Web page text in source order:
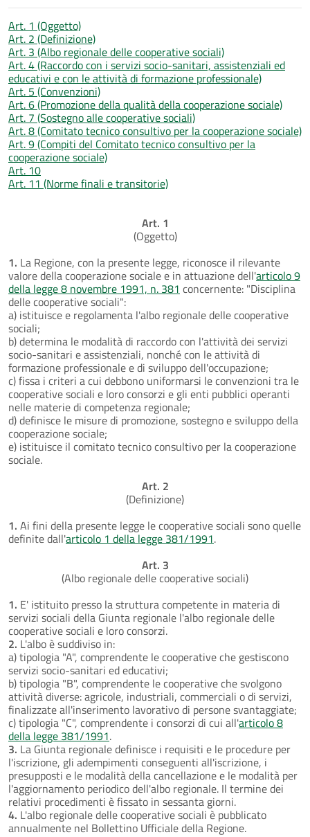
Art. 1 (Oggetto)
Art. 2 (Definizione)
Art. 3 (Albo regionale delle cooperative sociali)
Art. 4 (Raccordo con i servizi socio-sanitari, assistenziali ed
educativi e con le attività di formazione professionale)
Art. 5 (Convenzioni)
Art. 6 (Promozione della qualità della cooperazione sociale)
Art. 7 (Sostegno alle cooperative sociali)
Art. 8 (Comitato tecnico consultivo per la cooperazione sociale)
Art. 9 (Compiti del Comitato tecnico consultivo per la
cooperazione sociale)
Art. 10
Art. 11 (Norme finali e transitorie)
Art. 1
(Oggetto)
1. La Regione, con la presente legge, riconosce il rilevante
valore della cooperazione sociale e in attuazione dell'articolo 9
della legge 8 novembre 1991, n. 381 concernente: "Disciplina
delle cooperative sociali":
a) istituisce e regolamenta l'albo regionale delle cooperative
sociali;
b) determina le modalità di raccordo con l'attività dei servizi
socio-sanitari e assistenziali, nonché con le attività di
formazione professionale e di sviluppo dell'occupazione;
c) fissa i criteri a cui debbono uniformarsi le convenzioni tra le
cooperative sociali e loro consorzi e gli enti pubblici operanti
nelle materie di competenza regionale;
d) definisce le misure di promozione, sostegno e sviluppo della
cooperazione sociale;
e) istituisce il comitato tecnico consultivo per la cooperazione
sociale.
Art. 2
(Definizione)
1. Ai fini della presente legge le cooperative sociali sono quelle
definite dall'articolo 1 della legge 381/1991.
Art. 3
(Albo regionale delle cooperative sociali)
1. E' istituito presso la struttura competente in materia di
servizi sociali della Giunta regionale l'albo regionale delle
cooperative sociali e loro consorzi.
2. L'albo è suddiviso in:
a) tipologia "A", comprendente le cooperative che gestiscono
servizi socio-sanitari ed educativi;
b) tipologia "B", comprendente le cooperative che svolgono
attività diverse: agricole, industriali, commerciali o di servizi,
finalizzate all'inserimento lavorativo di persone svantaggiate;
c) tipologia "C", comprendente i consorzi di cui all'articolo 8
della legge 381/1991.
3. La Giunta regionale definisce i requisiti e le procedure per
l'iscrizione, gli adempimenti conseguenti all'iscrizione, i
presupposti e le modalità della cancellazione e le modalità per
l'aggiornamento periodico dell'albo regionale. Il termine dei
relativi procedimenti è fissato in sessanta giorni.
4. L'albo regionale delle cooperative sociali è pubblicato
annualmente nel Bollettino Ufficiale della Regione.